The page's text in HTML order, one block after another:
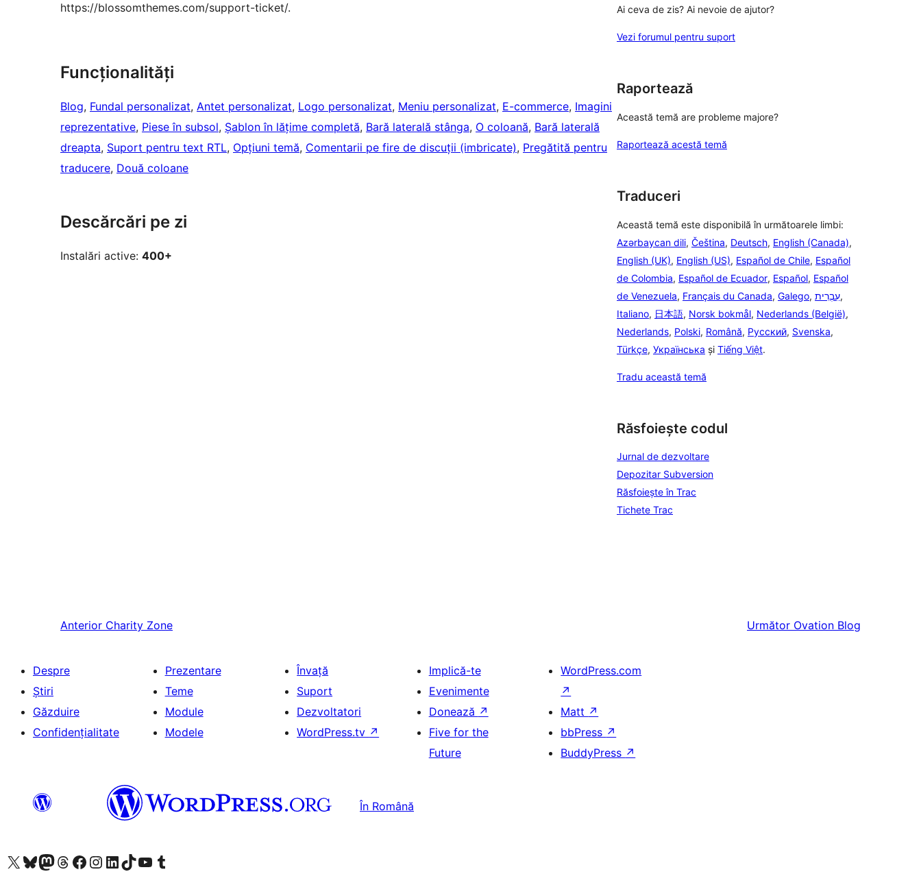
https://blossomthemes.com/support-ticket/.
Funcționalități
Blog, Fundal personalizat, Antet personalizat, Logo personalizat, Meniu personalizat, E-commerce, Imagini
reprezentative, Piese în subsol, Șablon în lățime completă, Bară laterală stânga, O coloană, Bară laterală
dreapta, Suport pentru text RTL, Opțiuni temă, Comentarii pe fire de discuții (imbricate), Pregătită pentru
traducere, Două coloane
Descărcări pe zi
Instalări active: 400+
Ai ceva de zis? Ai nevoie de ajutor?
Vezi forumul pentru suport
Raportează
Această temă are probleme majore?
Raportează acestă temă
Traduceri
Această temă este disponibilă în următoarele limbi:
Azərbaycan dili, Čeština, Deutsch, English (Canada),
English (UK), English (US), Español de Chile, Español
de Colombia, Español de Ecuador, Español, Español
de Venezuela, Français du Canada, Galego, עִבְרִית,
Italiano, 日本語, Norsk bokmål, Nederlands (België),
Nederlands, Polski, Română, Русский, Svenska,
Türkçe, Українська și Tiếng Việt.
Tradu această temă
Răsfoiește codul
Jurnal de dezvoltare
Depozitar Subversion
Răsfoiește în Trac
Tichete Trac
Anterior Charity Zone Următor Ovation Blog
Despre
Știri
Găzduire
Confidențialitate
Prezentare
Teme
Module
Modele
Învață
Suport
Dezvoltatori
WordPress.tv ↗
Implică-te
Evenimente
Donează ↗
Five for the
Future
WordPress.com
↗
Matt ↗
bbPress ↗
BuddyPress ↗
În Română
Mergi la contul nostru X (fost Twitter)
Vizitează contul nostru Bluesky
Vizitează contul nostru Mastodon
Vizitează contul nostru Threads
Vizitează pagina noastră Facebook
Vizitează-ne pe Instagram
Vizitează-ne pe LinkedIn
Vizitează contul nostru TikTok
Vizitează canalul nostru YouTube
Vizitează contul nostru Tumblr